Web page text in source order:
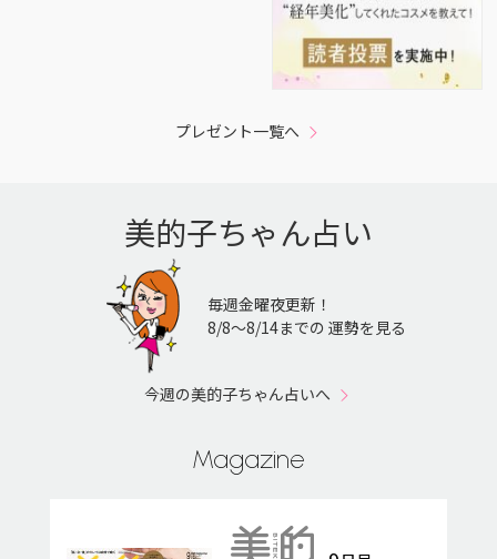
プレゼント一覧へ
美的子ちゃん占い
毎週金曜夜更新！
8/8〜8/14までの 運勢を見る
今週の美的子ちゃん占いへ
Magazine